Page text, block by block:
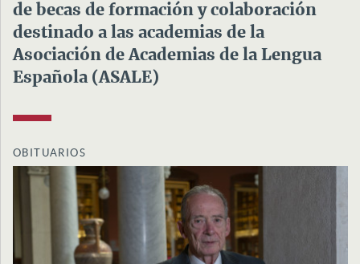
de becas de formación y colaboración
destinado a las academias de la
Asociación de Academias de la Lengua
Española (ASALE)
OBITUARIOS